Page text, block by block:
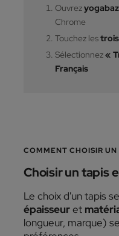
Ouvrez
Chrome
Touchez les
Sélectionnez«
Français
COMMENT CHOISIR UN
Choisir un tapis
Le choix d'un tapis
épaisseuret
longueur, marque)